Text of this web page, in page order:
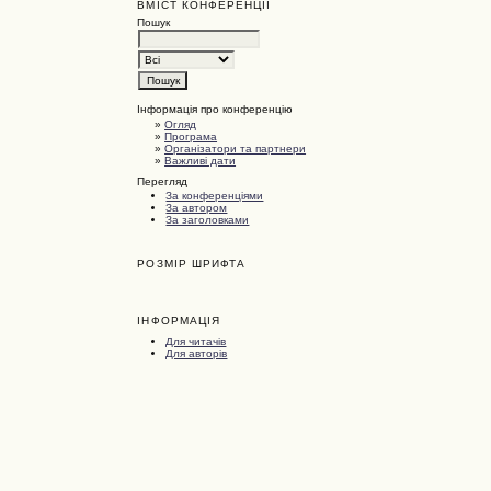
ВМІСТ КОНФЕРЕНЦІЇ
Пошук
Інформація про конференцію
»Огляд
»Програма
»Організатори та партнери
»Важливі дати
Перегляд
За конференціями
За автором
За заголовками
РОЗМІР ШРИФТА
ІНФОРМАЦІЯ
Для читачів
Для авторів